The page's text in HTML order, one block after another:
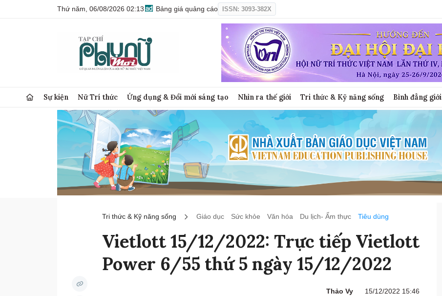
Thứ năm, 06/08/2026 02:13 Bảng giá quảng cáo ISSN: 3093-382X
Sự kiện Nữ Trí thức Ứng dụng & Đổi mới sáng tạo Nhìn ra thế giới Tri thức & Kỹ năng sống Bình đẳng giới
Tri thức & Kỹ năng sống Giáo dục Sức khỏe Văn hóa Du lịch- Ẩm thực Tiêu dùng
Vietlott 15/12/2022: Trực tiếp Vietlott
Power 6/55 thứ 5 ngày 15/12/2022
Thảo Vy 15/12/2022 15:46